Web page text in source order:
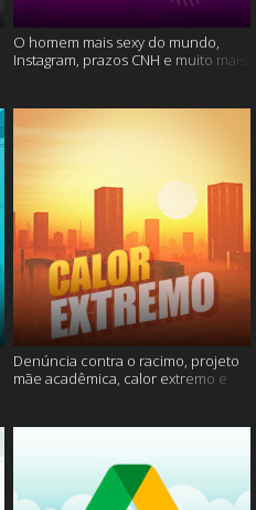
O homem mais sexy do mundo,
Instagram, prazos CNH e muito mais!
Denúncia contra o racimo, projeto
mãe acadêmica, calor extremo e